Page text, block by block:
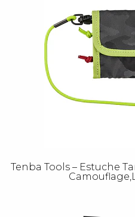
Tenba Tools – Estuche